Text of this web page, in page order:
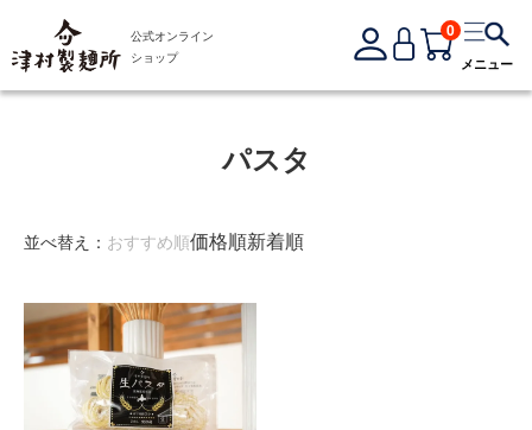
公式オンライン
ショップ
0
メニュー
パスタ
並べ替え： おすすめ順価格順新着順